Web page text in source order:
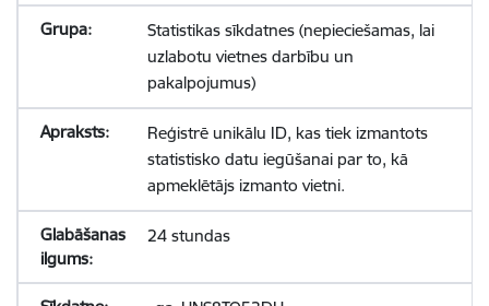
Statistikas sīkdatnes (nepieciešamas, lai
uzlabotu vietnes darbību un
pakalpojumus)
Reģistrē unikālu ID, kas tiek izmantots
statistisko datu iegūšanai par to, kā
apmeklētājs izmanto vietni.
24 stundas